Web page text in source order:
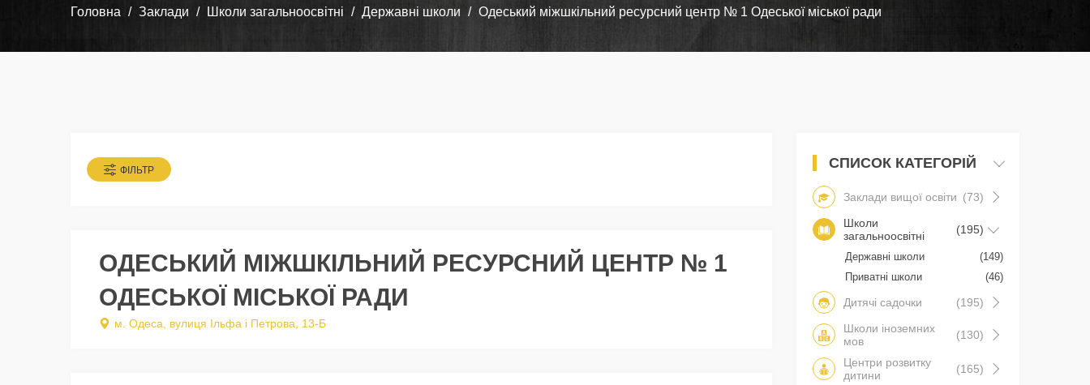
Головна Заклади Школи загальноосвітні Державні школи Одеський міжшкільний ресурсний центр № 1 Одеської міської ради
ФІЛЬТР
ОДЕСЬКИЙ МІЖШКІЛЬНИЙ РЕСУРСНИЙ ЦЕНТР № 1
ОДЕСЬКОЇ МІСЬКОЇ РАДИ
м. Одеса, вулиця Ільфа і Петрова, 13-Б
СПИСОК КАТЕГОРІЙ
Заклади вищої освіти (73)
Школи
загальноосвітні
(195)
Державні школи
(149)
Приватні школи
(46)
Дитячі садочки
(195)
Школи іноземних
мов
(130)
Центри розвитку
дитини
(165)